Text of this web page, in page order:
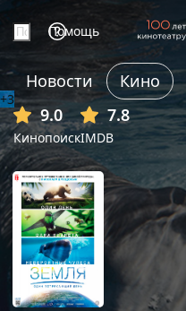
Помощь
Новости Кино
9.0
Кинопоиск
7.8
IMDB
+3